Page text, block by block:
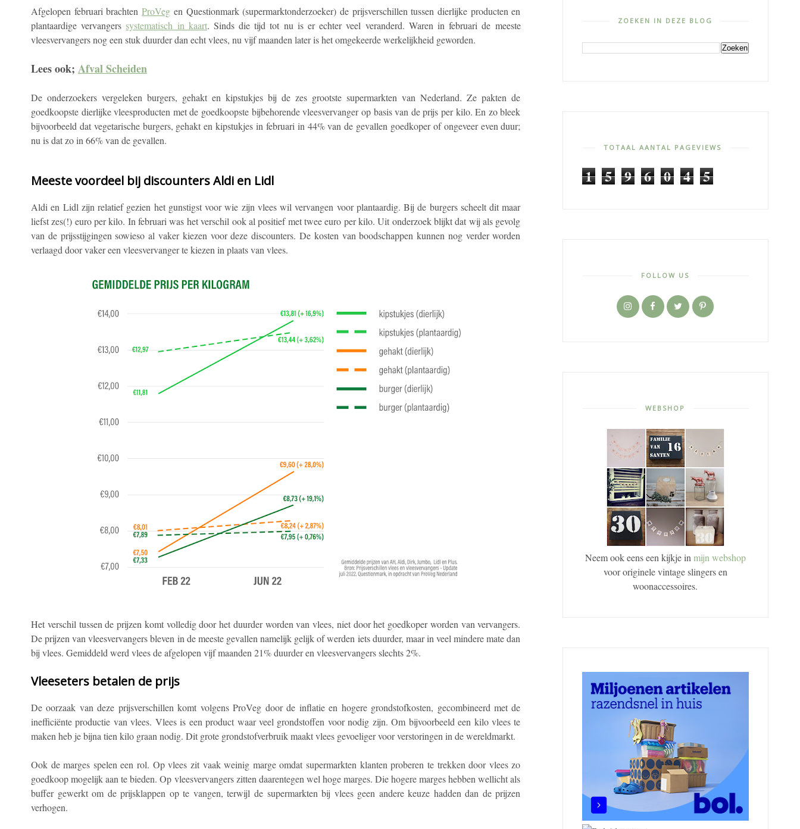
Afgelopen februari brachtenProVeg en Questionmark (supermarktonderzoeker) de prijsverschillen tussen dierlijke producten en
plantaardige vervangers systematisch in kaart. Sinds die tijd tot nu is er echter veel veranderd. Waren in februari de meeste
vleesvervangers nog een stuk duurder dan echt vlees, nu vijf maanden later is het omgekeerde werkelijkheid geworden.
Lees ook; Afval Scheiden
De onderzoekers vergeleken burgers, gehakt en kipstukjes bij de zes grootste supermarkten van Nederland. Ze pakten de
goedkoopste dierlijke vleesproducten met de goedkoopste bijbehorende vleesvervanger op basis van de prijs per kilo. En zo bleek
bijvoorbeeld dat vegetarische burgers, gehakt en kipstukjes in februari in 44% van de gevallen goedkoper of ongeveer even duur;
nu is dat zo in 66% van de gevallen.
Meeste voordeel bij discounters Aldi en Lidl
Aldi en Lidl zijn relatief gezien het gunstigst voor wie zijn vlees wil vervangen voor plantaardig. Bij de burgers scheelt dit maar
liefst zes(!) euro per kilo. In februari was het verschil ook al positief met twee euro per kilo. Uit onderzoek blijkt dat wij als gevolg
van de prijsstijgingen sowieso al vaker kiezen voor deze discounters. De kosten van boodschappen kunnen nog verder worden
verlaagd door vaker een vleesvervanger te kiezen in plaats van vlees.
Het verschil tussen de prijzen komt volledig door het duurder worden van vlees, niet door het goedkoper worden van vervangers.
De prijzen van vleesvervangers bleven in de meeste gevallen namelijk gelijk of werden iets duurder, maar in veel mindere mate dan
bij vlees. Gemiddeld werd vlees de afgelopen vijf maanden 21% duurder en vleesvervangers slechts 2%.
Vleeseters betalen de prijs
De oorzaak van deze prijsverschillen komt volgens ProVeg door de inflatie en hogere grondstofkosten, gecombineerd met de
inefficiënte productie van vlees. Vlees is een product waar veel grondstoffen voor nodig zijn. Om bijvoorbeeld een kilo vlees te
maken heb je bijna tien kilo graan nodig. Dit grote grondstofverbruik maakt vlees gevoeliger voor verstoringen in de wereldmarkt.
Ook de marges spelen een rol. Op vlees zit vaak weinig marge omdat supermarkten klanten proberen te trekken door vlees zo
goedkoop mogelijk aan te bieden. Op vleesvervangers zitten daarentegen wel hoge marges. Die hogere marges hebben wellicht als
buffer gewerkt om de prijsklappen op te vangen, terwijl de supermarkten bij vlees geen andere keuze hadden dan de prijzen
verhogen.
ZOEKEN IN DEZE BLOG
TOTAAL AANTAL PAGEVIEWS
1 5 9 6 0 4 5
FOLLOW US
WEBSHOP
Neem ook eens een kijkje in mijn webshop
voor originele vintage slingers en
woonaccessoires.